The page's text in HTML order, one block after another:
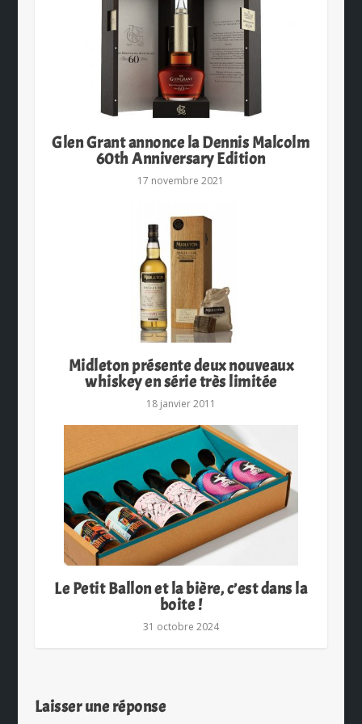
Glen Grant annonce la Dennis Malcolm
60th Anniversary Edition
17 novembre 2021
Midleton présente deux nouveaux
whiskey en série très limitée
18 janvier 2011
Le Petit Ballon et la bière, c’est dans la
boite !
31 octobre 2024
Laisser une réponse